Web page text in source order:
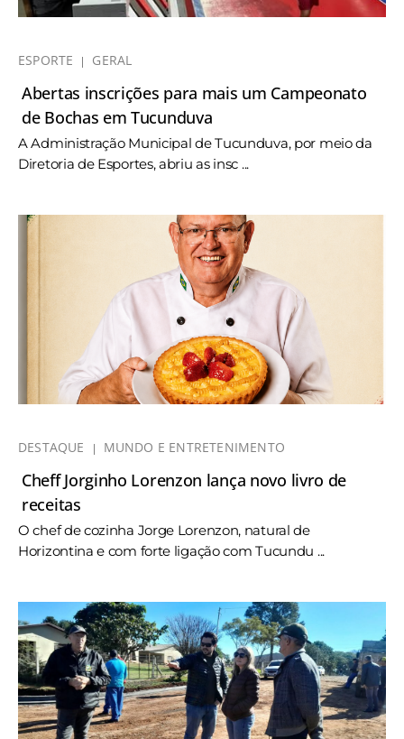
ESPORTE GERAL
Abertas inscrições para mais um Campeonato
de Bochas em Tucunduva
A Administração Municipal de Tucunduva, por meio da
Diretoria de Esportes, abriu as insc ...
DESTAQUE MUNDO E ENTRETENIMENTO
Cheff Jorginho Lorenzon lança novo livro de
receitas
O chef de cozinha Jorge Lorenzon, natural de
Horizontina e com forte ligação com Tucundu ...